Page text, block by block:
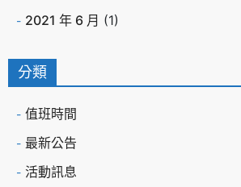
2021 年 6 月 (1)
分類
值班時間
最新公告
活動訊息